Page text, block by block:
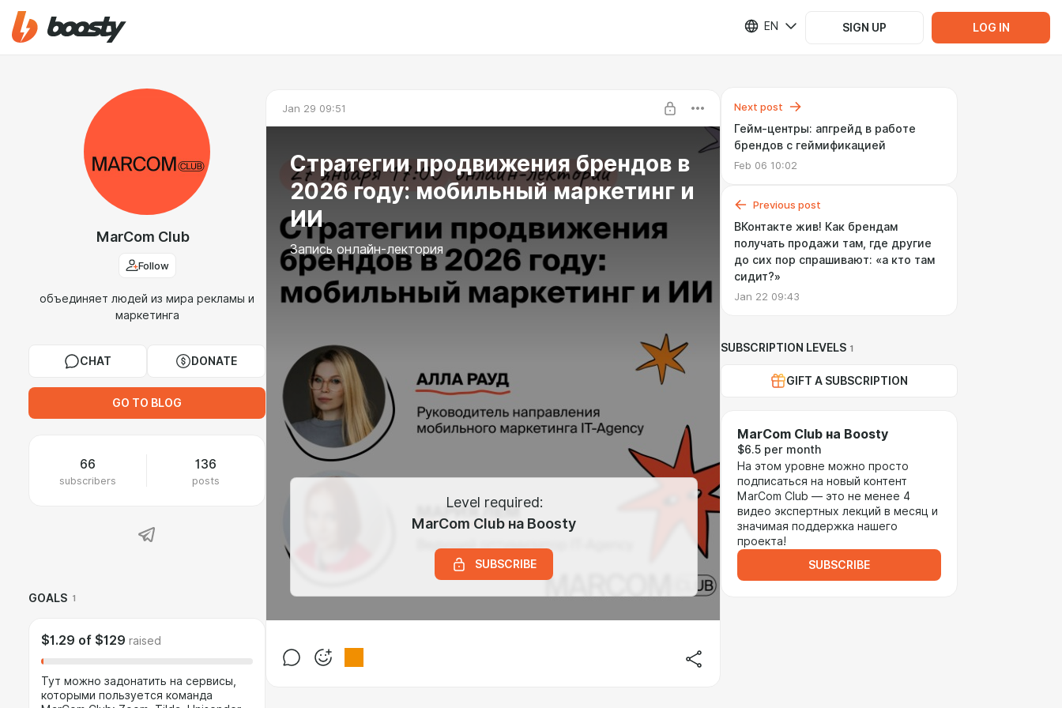
EN SIGN UP LOG IN
MarCom Club
Follow
объединяет людей из мира рекламы и
маркетинга
CHAT DONATE
GO TO BLOG
66
subscribers
136
posts
GOALS 1
$1.29 of $129 raised
Тут можно задонатить на сервисы,
которыми пользуется команда
Jan 29 09:51
Стратегии продвижения брендов в
2026 году: мобильный маркетинг и
ИИ
Запись онлайн-лектория
Level required:
MarCom Club на Boosty
SUBSCRIBE
Next post
Гейм-центры: апгрейд в работе
брендов с геймификацией
Feb 06 10:02
Previous post
ВКонтакте жив! Как брендам
получать продажи там, где другие
до сих пор спрашивают: «а кто там
сидит?»
Jan 22 09:43
SUBSCRIPTION LEVELS 1
GIFT A SUBSCRIPTION
MarCom Club на Boosty
$6.5 per month
На этом уровне можно просто
подписаться на новый контент
MarCom Club — это не менее 4
видео экспертных лекций в месяц и
значимая поддержка нашего
проекта!
SUBSCRIBE